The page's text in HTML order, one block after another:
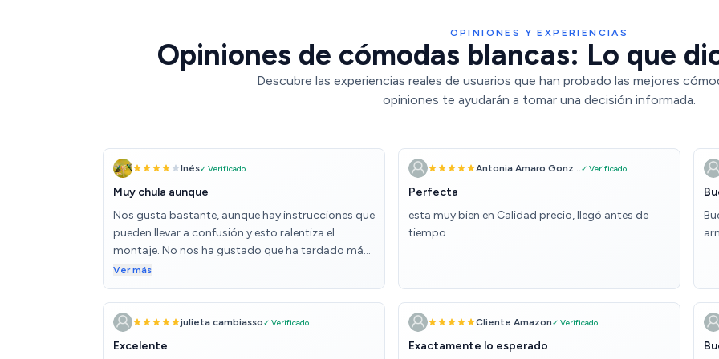
OPINIONES Y EXPERIENCIAS
Opiniones de cómodas blancas: Lo que
Descubre las experiencias reales de usuarios que han probado las mejores
opiniones te ayudarán a tomar una decisión informada.
Inés✓ Verificado
Muy chula aunque
Nos gusta bastante, aunque hay instrucciones que
pueden llevar a confusión y esto ralentiza el
montaje. No nos ha gustado que ha tardado más
en llegar y no sabíamos ni dónde estaba ni cuando
llegaría: aunque eso es por parte del transportista
(no del vendedor ni de Amazon) Lo peor es que
pensábamos q las patas eran de madera y son de
plástico! Espero q Sean resistentes al menos, pese
Ver más
Antonia Amaro Gonz...✓ Verificado
Perfecta
esta muy bien en Calidad precio, llegó antes de
tiempo
julieta cambiasso✓ Verificado
Excelente
Cliente Amazon✓ Verificado
Exactamente lo esperado